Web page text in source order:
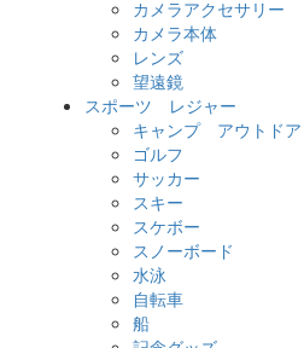
カメラアクセサリー
カメラ本体
レンズ
望遠鏡
スポーツ レジャー
キャンプ アウトドア
ゴルフ
サッカー
スキー
スケボー
スノーボード
水泳
自転車
船